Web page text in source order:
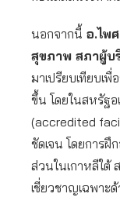
นอกจากนี้ อ.ไพ
สุขภาพ สภาผู้บ
มาเปรียบเทียบเ
ขึ้น โดยในสหรัฐ
(accredited
ชัดเจน โดยการฝึ
ส่วนในเกาหลีใต้
เชี่ยวชาญเฉพาะ